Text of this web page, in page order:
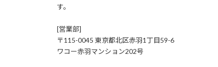
す。
[営業部]
〒115-0045 東京都北区赤羽1丁目59-6
ワコー赤羽マンション202号